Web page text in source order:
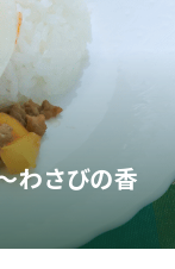
わさびの香